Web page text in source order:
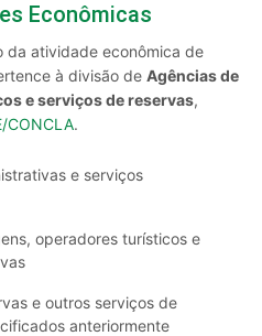
Econômicas
da atividade econômica de
à divisão de Agências de
e serviços de reservas,
CONCLA.
e serviços
operadores turísticos e
e outros serviços de
anteriormente